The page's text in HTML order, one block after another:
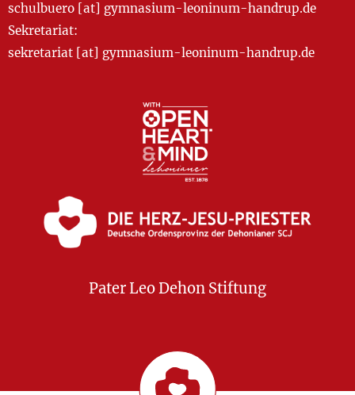
schulbuero [at] gymnasium-leoninum-handrup.de
Sekretariat:
sekretariat [at] gymnasium-leoninum-handrup.de
Pater Leo Dehon Stiftung